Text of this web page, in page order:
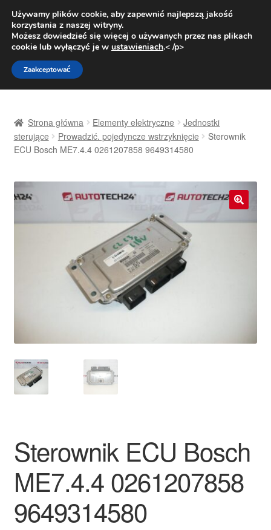
DOSTAWA od 31 zł
Pn.-pt. 9:00-16:00800 003 167
Przejdź
do
nawigacji
Przejdź
do
treści
Dostawa
Kontakt
Moje konto
Procedura reklamacyjna
Skarga
Zamówienia
Zasady i warunki
Strona główna Elementy elektryczne
Jednostki
sterujące
Prowadzić. pojedyncze wstrzyknięcie
Sterownik
ECU Bosch ME7.4.4 0261207858 9649314580
Sterownik ECU Bosch
ME7.4.4 0261207858
9649314580
Używamy plików cookie, aby zapewnić najlepszą jakość
korzystania z naszej witryny.
Możesz dowiedzieć się więcej o używanych przez nas plikach
cookie lub wyłączyć je w ustawieniach.< /p>
Zaakceptować